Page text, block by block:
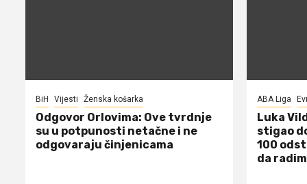
BiH Vijesti Ženska košarka
Odgovor Orlovima: ​Ove tvrdnje
su u potpunosti netačne i ne
odgovaraju činjenicama
ABA Liga
Luka
stigao
100
da